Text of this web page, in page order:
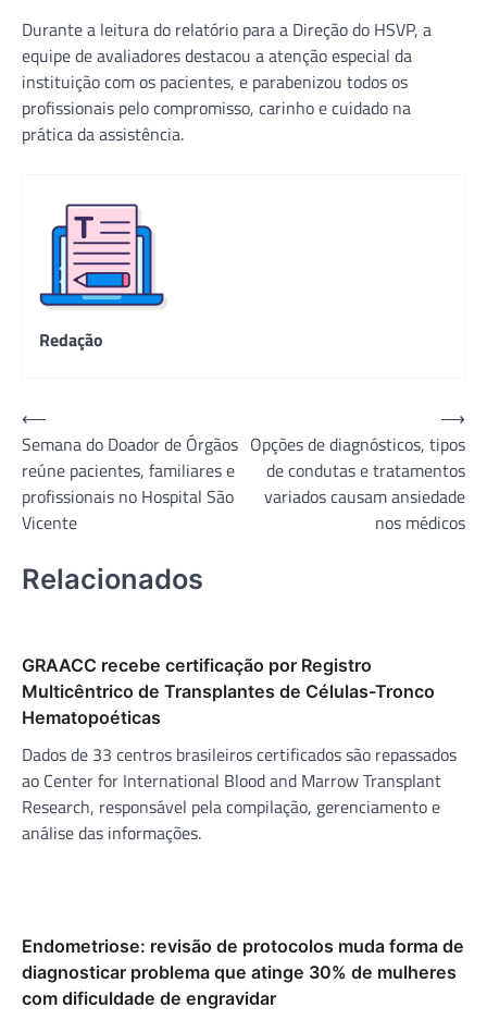
Durante a leitura do relatório para a Direção do HSVP, a
equipe de avaliadores destacou a atenção especial da
instituição com os pacientes, e parabenizou todos os
profissionais pelo compromisso, carinho e cuidado na
prática da assistência.
Redação
Navegação
de
Post
⟵
Semana do Doador de Órgãos
reúne pacientes, familiares e
profissionais no Hospital São
Vicente
Opções de diagnósticos, tipos
de condutas e tratamentos
variados causam ansiedade
nos médicos
⟶
Relacionados
GRAACC recebe certificação por Registro
Multicêntrico de Transplantes de Células-Tronco
Hematopoéticas
Dados de 33 centros brasileiros certificados são repassados
ao Center for International Blood and Marrow Transplant
Research, responsável pela compilação, gerenciamento e
análise das informações.
Endometriose: revisão de protocolos muda forma de
diagnosticar problema que atinge 30% de mulheres
com dificuldade de engravidar